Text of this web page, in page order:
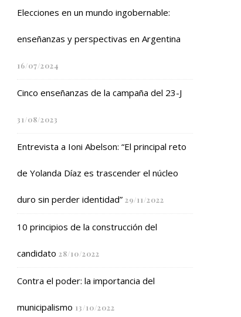
Elecciones en un mundo ingobernable:
enseñanzas y perspectivas en Argentina
16/07/2024
Cinco enseñanzas de la campaña del 23-J
31/08/2023
Entrevista a Ioni Abelson: “El principal reto
de Yolanda Díaz es trascender el núcleo
duro sin perder identidad” 29/11/2022
10 principios de la construcción del
candidato 28/10/2022
Contra el poder: la importancia del
municipalismo 13/10/2022